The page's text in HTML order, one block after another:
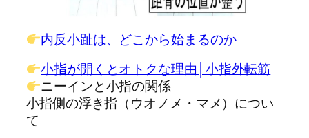
内反小趾は、どこから始まるのか
小指が開くとオトクな理由│小指外転筋
ニーインと小指の関係
小指側の浮き指（ウオノメ・マメ）につい
て